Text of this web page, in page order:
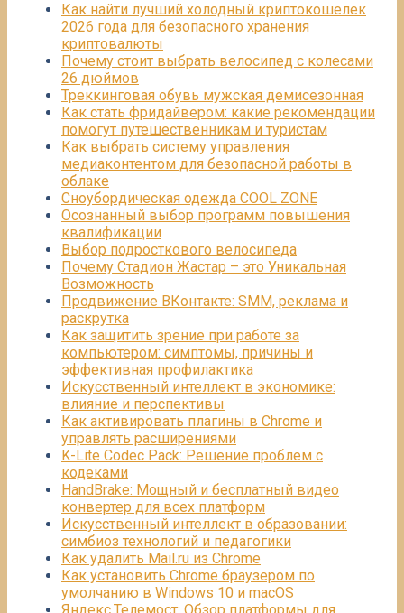
Как найти лучший холодный криптокошелек
2026 года для безопасного хранения
криптовалюты
Почему стоит выбрать велосипед с колесами
26 дюймов
Треккинговая обувь мужская демисезонная
Как стать фридайвером: какие рекомендации
помогут путешественникам и туристам
Как выбрать систему управления
медиаконтентом для безопасной работы в
облаке
Сноубордическая одежда COOL ZONE
Осознанный выбор программ повышения
квалификации
Выбор подросткового велосипеда
Почему Стадион Жастар – это Уникальная
Возможность
Продвижение ВКонтакте: SMM, реклама и
раскрутка
Как защитить зрение при работе за
компьютером: симптомы, причины и
эффективная профилактика
Искусственный интеллект в экономике:
влияние и перспективы
Как активировать плагины в Chrome и
управлять расширениями
K-Lite Codec Pack: Решение проблем с
кодеками
HandBrake: Мощный и бесплатный видео
конвертер для всех платформ
Искусственный интеллект в образовании:
симбиоз технологий и педагогики
Как удалить Mail.ru из Chrome
Как установить Chrome браузером по
умолчанию в Windows 10 и macOS